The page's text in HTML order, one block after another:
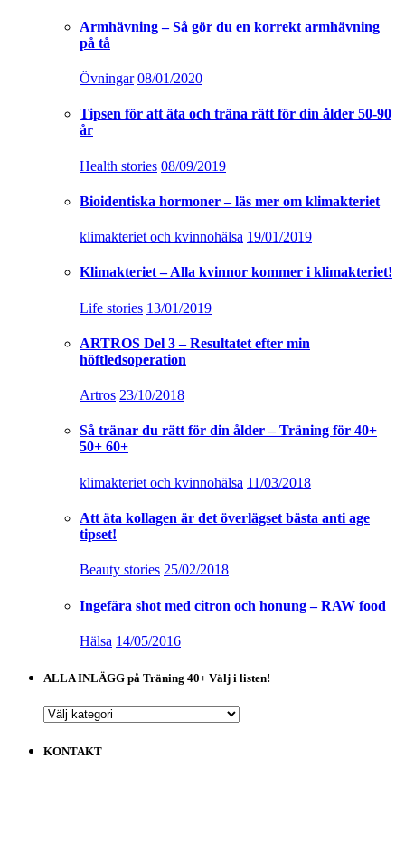
Armhävning – Så gör du en korrekt armhävning
på tå
Övningar 08/01/2020
Tipsen för att äta och träna rätt för din ålder 50-90
år
Health stories 08/09/2019
Bioidentiska hormoner – läs mer om klimakteriet
klimakteriet och kvinnohälsa 19/01/2019
Klimakteriet – Alla kvinnor kommer i klimakteriet!
Life stories 13/01/2019
ARTROS Del 3 – Resultatet efter min
höftledsoperation
Artros 23/10/2018
Så tränar du rätt för din ålder – Träning för 40+
50+ 60+
klimakteriet och kvinnohälsa 11/03/2018
Att äta kollagen är det överlägset bästa anti age
tipset!
Beauty stories 25/02/2018
Ingefära shot med citron och honung – RAW food
Hälsa 14/05/2016
ALLA INLÄGG på Träning 40+ Välj i listen!
ALLA
på
KONTAKT